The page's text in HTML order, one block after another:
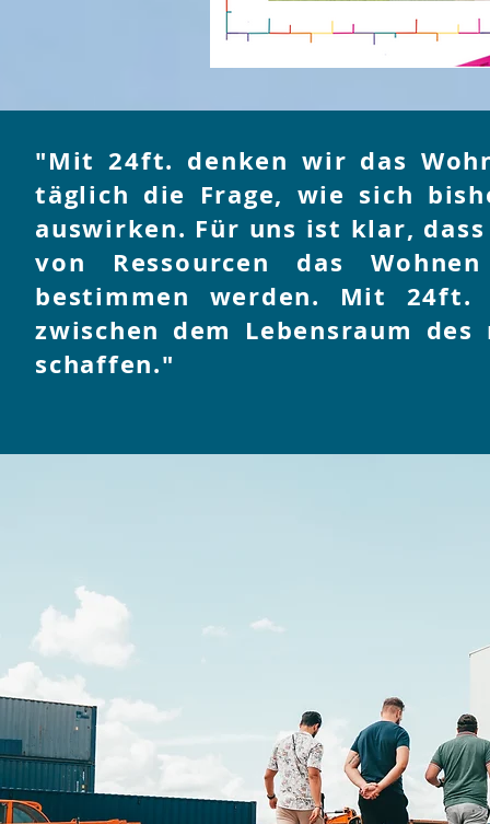
"Mit 24ft. denken wir das
täglich die Frage, wie sich
auswirken. Für uns ist klar,
von Ressourcen das
bestimmen werden. Mit 24ft.
zwischen dem Lebensraum
schaffen."